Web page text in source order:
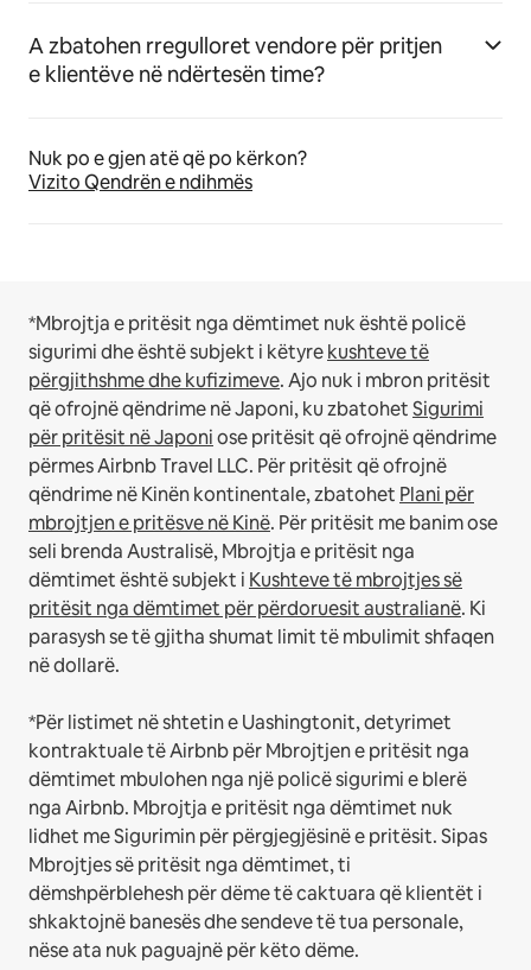
A zbatohen rregulloret vendore për pritjen
e klientëve në ndërtesën time?
Nuk po e gjen atë që po kërkon?
Vizito Qendrën e ndihmës
*Mbrojtja e pritësit nga dëmtimet nuk është policë
sigurimi dhe është subjekt i këtyrekushteve të
përgjithshme dhe kufizimeve.Ajo nuk i mbron pritësit
që ofrojnë qëndrime në Japoni, ku zbatohetSigurimi
për pritësit në Japoniose pritësit që ofrojnë qëndrime
përmes Airbnb Travel LLC. Për pritësit që ofrojnë
qëndrime në Kinën kontinentale, zbatohet Plani për
mbrojtjen e pritësve në Kinë. Për pritësit me banim ose
seli brenda Australisë, Mbrojtja e pritësit nga
dëmtimet është subjekt i Kushteve të mbrojtjes së
pritësit nga dëmtimet për përdoruesit australianë. Ki
parasysh se të gjitha shumat limit të mbulimit shfaqen
në dollarë.
*Për listimet në shtetin e Uashingtonit, detyrimet
kontraktuale të Airbnb për Mbrojtjen e pritësit nga
dëmtimet mbulohen nga një policë sigurimi e blerë
nga Airbnb. Mbrojtja e pritësit nga dëmtimet nuk
lidhet me Sigurimin për përgjegjësinë e pritësit. Sipas
Mbrojtjes së pritësit nga dëmtimet, ti
dëmshpërblehesh për dëme të caktuara që klientët i
shkaktojnë banesës dhe sendeve të tua personale,
nëse ata nuk paguajnë për këto dëme.